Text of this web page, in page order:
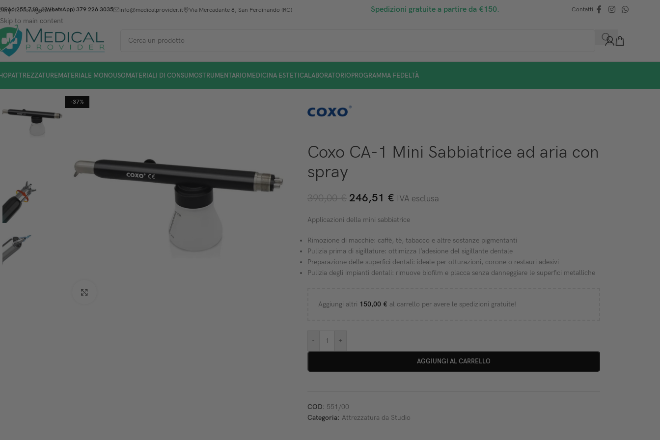
Skip to navigation
Skip to main content
0966 255 718 (WhatsApp) 379 226 3035 info@medicalprovider.it Via Mercadante 8, San Ferdinando (RC) Spedizioni gratuite a partire da €150. Contatti
ATTREZZATUREMATERIALE MONOUSOMATERIALI DI CONSUMOSTRUMENTARIOMEDICINA ESTETICALABORATORIOPROGRAMMA FEDELTÀ
-37%
Coxo CA-1 Mini Sabbiatrice ad aria con
spray
390,00€ 246,51 € IVA esclusa
Applicazioni della mini sabbiatrice
Rimozione di macchie: caffè, tè, tabacco e altre sostanze pigmentanti
Pulizia prima di sigillature: ottimizza l’adesione del sigillante dentale
Preparazione delle superfici dentali: ideale per otturazioni, corone o restauri adesivi
Pulizia degli impianti dentali: rimuove biofilm e placca senza danneggiare le superfici metalliche
Aggiungi altri 150,00 € al carrello per avere le spedizioni gratuite!
- +
AGGIUNGI AL CARRELLO
COD: 551/00
Categoria: Attrezzatura da Studio